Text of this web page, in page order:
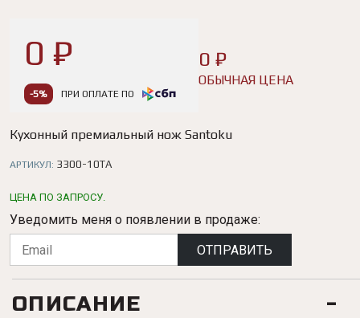
0 ₽
-5% ПРИ ОПЛАТЕ ПО
0 ₽
ОБЫЧНАЯ ЦЕНА
Кухонный премиальный нож Santoku
АРТИКУЛ: 3300-10TA
ЦЕНА ПО ЗАПРОСУ.
Уведомить меня о появлении в продаже:
ОТПРАВИТЬ
ОПИСАНИЕ